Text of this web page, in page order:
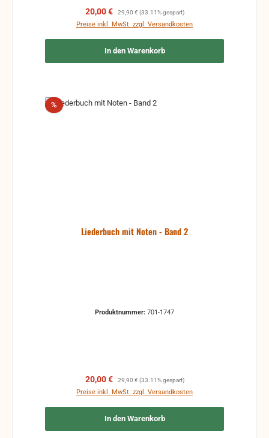
Verkaufspreis:
20,00 € Regulärer Preis:
29,90 € (33.11% gespart)
Preise inkl. MwSt. zzgl. Versandkosten
In den Warenkorb
%Rabatt
Liederbuch mit Noten - Band 2
Produktnummer: 701-1747
Verkaufspreis:
20,00 € Regulärer Preis:
29,90 € (33.11% gespart)
Preise inkl. MwSt. zzgl. Versandkosten
In den Warenkorb